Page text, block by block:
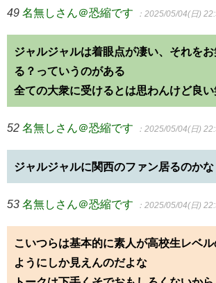
49 名無しさん＠恐縮です ：2025/05/04(日)
ジャルジャルは着眼点が凄い、それを
る？っていうのがある
全ての大衆に受けるとは思わんけど良
52 名無しさん＠恐縮です ：2025/05/04(日)
ジャルジャルに関西のファン居るのかな
53 名無しさん＠恐縮です ：2025/05/04(日)
こいつらは基本的に素人が高校生レベ
ようにしか見えんのだよな